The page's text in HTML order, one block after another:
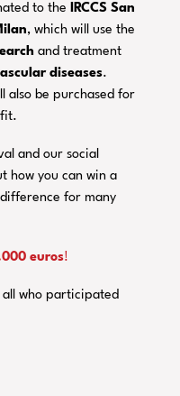
to the
IRCCS San
, which will use the
and treatment
diseases.
also be purchased for
and our social
how you can win a
for many
euros!
who participated